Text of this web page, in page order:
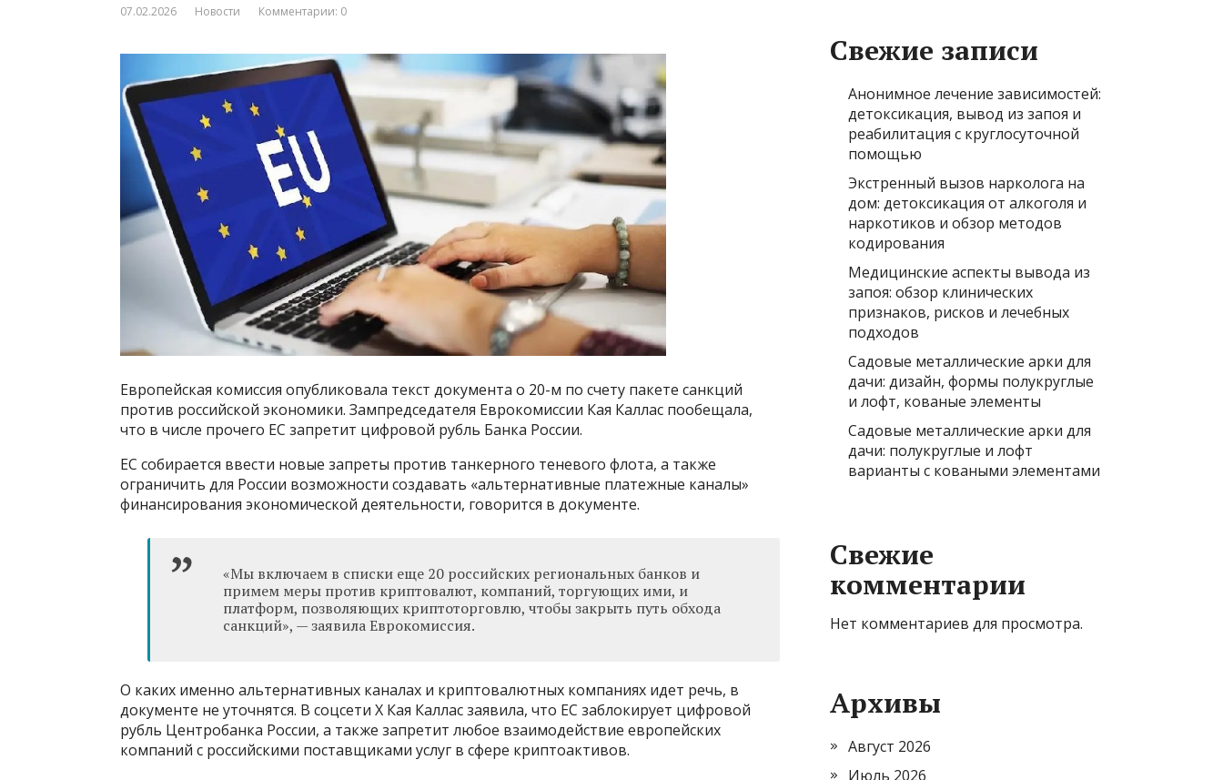
07.02.2026 Новости Комментарии: 0
Европейская комиссия опубликовала текст документа о 20-м по счету пакете санкций
против российской экономики. Зампредседателя Еврокомиссии Кая Каллас пообещала,
что в числе прочего ЕС запретит цифровой рубль Банка России.
ЕС собирается ввести новые запреты против танкерного теневого флота, а также
ограничить для России возможности создавать «альтернативные платежные каналы»
финансирования экономической деятельности, говорится в документе.
«Мы включаем в списки еще 20 российских региональных банков и
примем меры против криптовалют, компаний, торгующих ими, и
платформ, позволяющих криптоторговлю, чтобы закрыть путь обхода
санкций», — заявила Еврокомиссия.
О каких именно альтернативных каналах и криптовалютных компаниях идет речь, в
документе не уточнятся. В соцсети Х Кая Каллас заявила, что ЕС заблокирует цифровой
рубль Центробанка России, а также запретит любое взаимодействие европейских
компаний с российскими поставщиками услуг в сфере криптоактивов.
Свежие записи
Анонимное лечение зависимостей:
детоксикация, вывод из запоя и
реабилитация с круглосуточной
помощью
Экстренный вызов нарколога на
дом: детоксикация от алкоголя и
наркотиков и обзор методов
кодирования
Медицинские аспекты вывода из
запоя: обзор клинических
признаков, рисков и лечебных
подходов
Садовые металлические арки для
дачи: дизайн, формы полукруглые
и лофт, кованые элементы
Садовые металлические арки для
дачи: полукруглые и лофт
варианты с коваными элементами
Свежие
комментарии
Нет комментариев для просмотра.
Архивы
Август 2026
Июль 2026